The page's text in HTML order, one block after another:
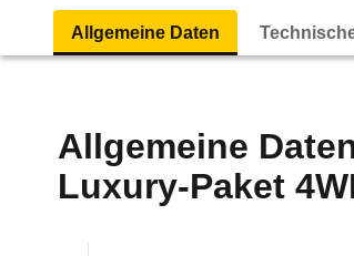
Allgemeine Daten
Allgemeine
Luxury-Paket